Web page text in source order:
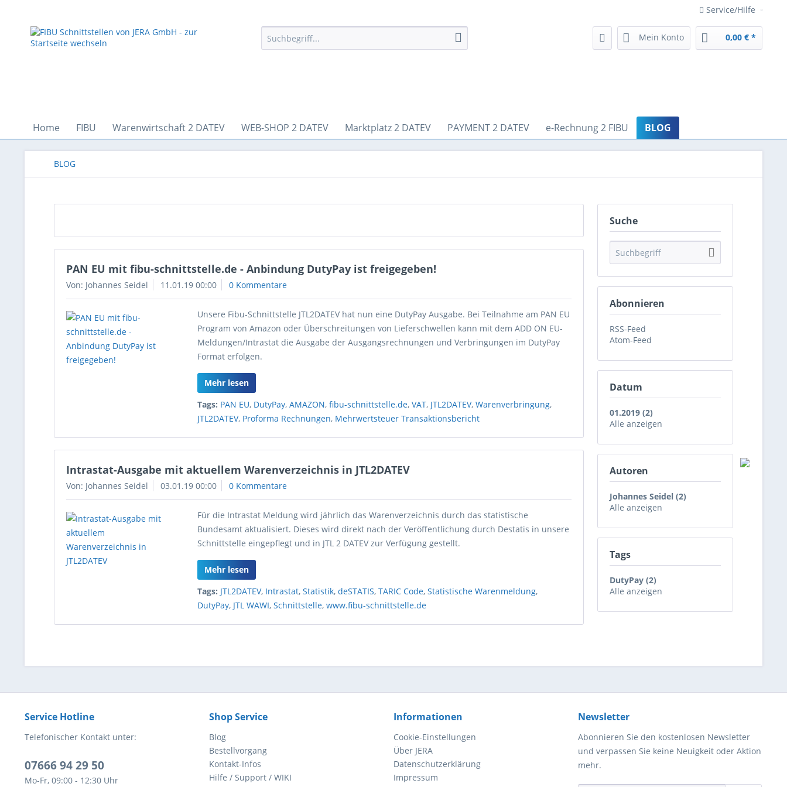
Service/Hilfe
Mein Konto 0,00 € *
Home FIBU Warenwirtschaft 2 DATEV WEB-SHOP 2 DATEV Marktplatz 2 DATEV PAYMENT 2 DATEV e-Rechnung 2 FIBU BLOG
BLOG
Suche
Abonnieren
RSS-Feed
Atom-Feed
Datum
01.2019 (2)
Alle anzeigen
Autoren
Johannes Seidel (2)
Alle anzeigen
Tags
DutyPay (2)
Alle anzeigen
PAN EU mit fibu-schnittstelle.de - Anbindung DutyPay ist freigegeben!
Von: Johannes Seidel 11.01.19 00:00 0 Kommentare
Unsere Fibu-Schnittstelle JTL2DATEV hat nun eine DutyPay Ausgabe. Bei Teilnahme am PAN EU
Program von Amazon oder Überschreitungen von Lieferschwellen kann mit dem ADD ON EU-
Meldungen/Intrastat die Ausgabe der Ausgangsrechnungen und Verbringungen im DutyPay
Format erfolgen.
Mehr lesen
Tags: PAN EU, DutyPay,AMAZON,fibu-schnittstelle.de,VAT, JTL2DATEV,Warenverbringung,
JTL2DATEV, Proforma Rechnungen, Mehrwertsteuer Transaktionsbericht
Intrastat-Ausgabe mit aktuellem Warenverzeichnis in JTL2DATEV
Von: Johannes Seidel 03.01.19 00:00 0 Kommentare
Für die Intrastat Meldung wird jährlich das Warenverzeichnis durch das statistische
Bundesamt aktualisiert. Dieses wird direkt nach der Veröffentlichung durch Destatis in unsere
Schnittstelle eingepflegt und in JTL 2 DATEV zur Verfügung gestellt.
Mehr lesen
Tags: JTL2DATEV, Intrastat,Statistik,deSTATIS,TARIC Code,Statistische Warenmeldung,
DutyPay, JTL WAWI,Schnittstelle,www.fibu-schnittstelle.de
Service Hotline
Telefonischer Kontakt unter:
07666 94 29 50
Mo-Fr, 09:00 - 12:30 Uhr
Shop Service
Blog
Bestellvorgang
Kontakt-Infos
Hilfe / Support / WIKI
Informationen
Cookie-Einstellungen
Über JERA
Datenschutzerklärung
Impressum
Newsletter
Abonnieren Sie den kostenlosen Newsletter
und verpassen Sie keine Neuigkeit oder Aktion
mehr.